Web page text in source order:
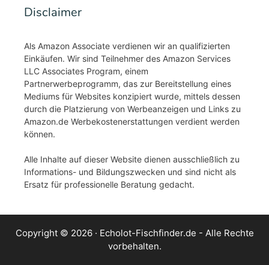
Disclaimer
Als Amazon Associate verdienen wir an qualifizierten
Einkäufen. Wir sind Teilnehmer des Amazon Services
LLC Associates Program, einem
Partnerwerbeprogramm, das zur Bereitstellung eines
Mediums für Websites konzipiert wurde, mittels dessen
durch die Platzierung von Werbeanzeigen und Links zu
Amazon.de Werbekostenerstattungen verdient werden
können.
Alle Inhalte auf dieser Website dienen ausschließlich zu
Informations- und Bildungszwecken und sind nicht als
Ersatz für professionelle Beratung gedacht.
Copyright © 2026 · Echolot-Fischfinder.de - Alle Rechte
vorbehalten.